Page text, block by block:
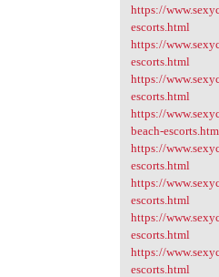
https://
escorts.html
https://
escorts.html
https://
escorts.html
https://
beach-
https://
escorts.html
https://
escorts.html
https://
escorts.html
https://
escorts.html